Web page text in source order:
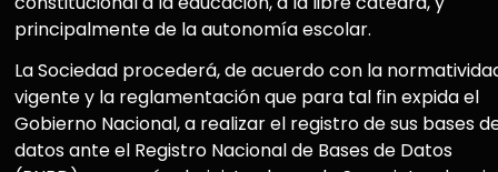
principalmente de la autonomía escolar.
La Sociedad procederá, de acuerdo con la
vigente y la reglamentación que para tal fin expida el
Gobierno Nacional, a realizar el registro de sus bases
datos ante el Registro Nacional de Bases de Datos